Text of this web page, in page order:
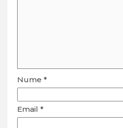
Nume *
Email *